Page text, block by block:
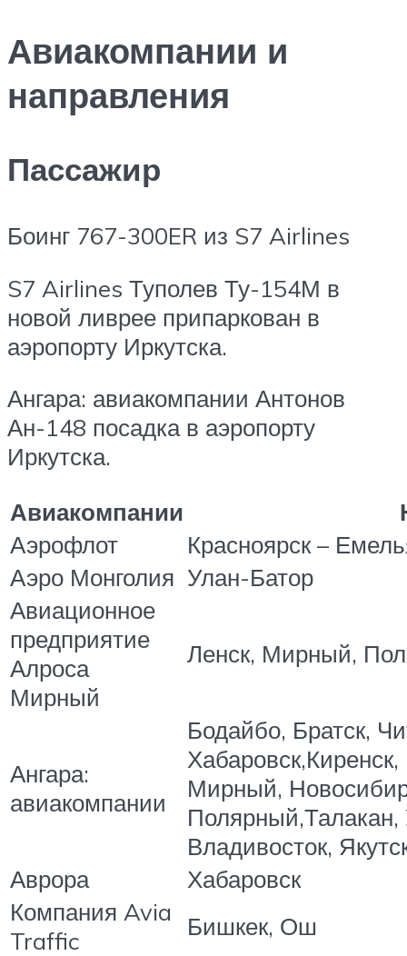
Авиакомпании и
направления
Пассажир
Боинг 767-300ER из S7 Airlines
S7 Airlines Туполев Ту-154М в
новой ливрее припаркован в
аэропорту Иркутска.
Ангара: авиакомпании Антонов
Ан-148 посадка в аэропорту
Иркутска.
Авиакомпании
Аэрофлот
Красноярск –
Аэро Монголия Улан-Батор
Авиационное
предприятие
Алроса
Мирный
Ленск, Мирный,
Ангара:
авиакомпании
Бодайбо, Братск,
Мирный,
Полярный,Талакан,
Владивосток,
Аврора
Хабаровск
Компания Avia
Traffic
Бишкек, Ош